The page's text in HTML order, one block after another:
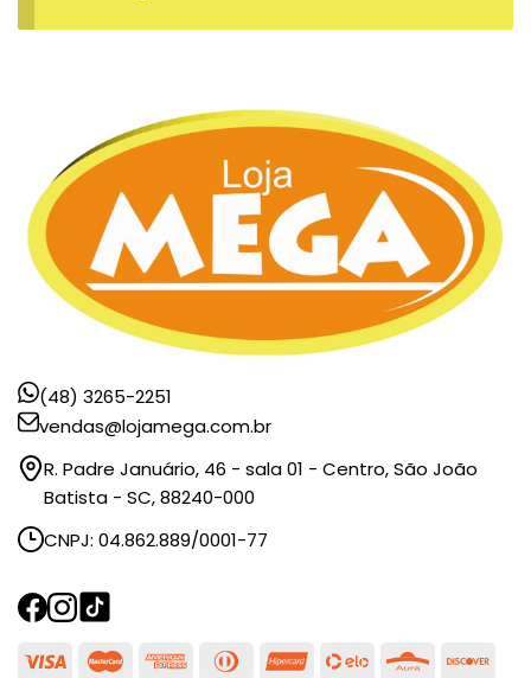
(48) 3265-2251
vendas@lojamega.com.br
R. Padre Januário, 46 - sala 01 - Centro, São João
Batista - SC, 88240-000
CNPJ: 04.862.889/0001-77